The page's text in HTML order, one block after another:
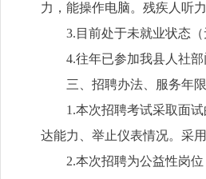
力，能操作电脑。残疾人听
3.目前处于未就业状态
4.往年已参加我县人社
三、招聘办法、服务年
1.本次招聘考试采取面
达能力、举止仪表情况。采
2.本次招聘为公益性岗